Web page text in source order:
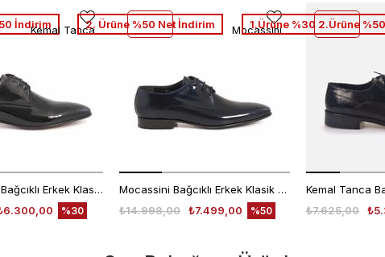
Kemal Tanca Bağcıklı Erkek Klasik Ayakkabı 700
%30
İndirim
Kemal Tanca
Mocassini Bağcıklı Erkek Klasik Ayakkabı 4625
₺7.499,00
₺14.998,00 %50
2. Ürüne %50 Net İndirim Mocassini
₺7.625,00
1.Ürüne %30 2.Ürüne